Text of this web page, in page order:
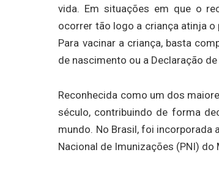
vida. Em situações em que o
ocorrer tão logo a criança atinja o
Para vacinar a criança, basta
de nascimento ou a Declaração
Reconhecida como um dos
século, contribuindo de forma
mundo. No Brasil, foi incorporada
Nacional de Imunizações (PNI)